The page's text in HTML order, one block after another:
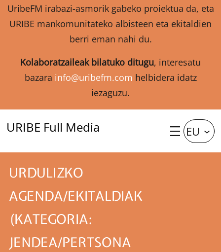
UribeFM irabazi-asmorik gabeko proiektua da, eta
URIBE mankomunitateko albisteen eta ekitaldien
berri eman nahi du.
Kolaboratzaileak bilatuko ditugu, interesatu
bazara info@uribefm.com helbidera idatz
iezaguzu.
URIBE Full Media EU
URDULIZKO
AGENDA/EKITALDIAK
(KATEGORIA:
JENDEA/PERTSONA